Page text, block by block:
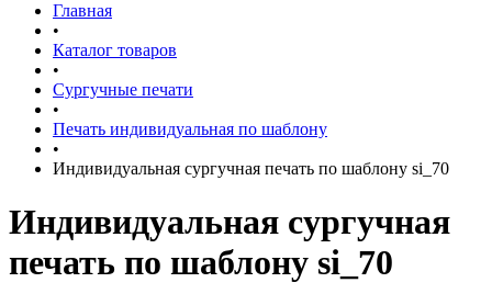
Главная
•
Каталог товаров
•
Сургучные печати
•
Печать индивидуальная по шаблону
•
Индивидуальная сургучная печать по шаблону si_70
Индивидуальная сургучная
печать по шаблону si_70